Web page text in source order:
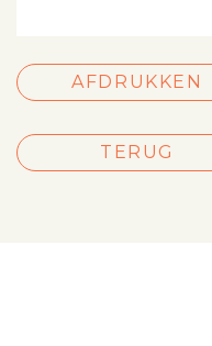
AFDRUKKEN
TERUG